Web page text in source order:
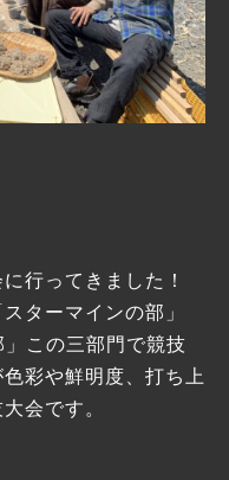
行ってきました！
ターマインの部」
」この三部門で競技
彩や鮮明度、打ち上
会です。